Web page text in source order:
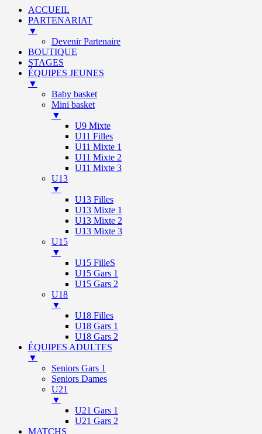
ACCUEIL
PARTENARIAT
▼
Devenir Partenaire
BOUTIQUE
STAGES
ÉQUIPES JEUNES
▼
Baby basket
Mini basket
▼
U9 Mixte
U11 Filles
U11 Mixte 1
U11 Mixte 2
U11 Mixte 3
U13
▼
U13 Filles
U13 Mixte 1
U13 Mixte 2
U13 Mixte 3
U15
▼
U15 FilleS
U15 Gars 1
U15 Gars 2
U18
▼
U18 Filles
U18 Gars 1
U18 Gars 2
ÉQUIPES ADULTES
▼
Seniors Gars 1
Seniors Dames
U21
▼
U21 Gars 1
U21 Gars 2
MATCHS